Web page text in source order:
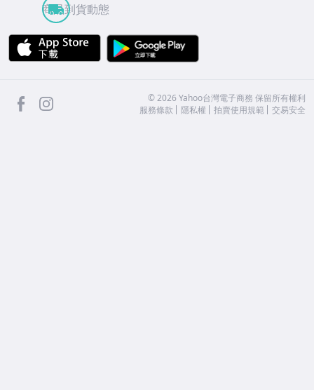
商品到貨動態
APP Store
facebook ©2026 Yahoo台灣電子商務 保留所有權利
服務條款
隱私權 拍賣使用規範 交易安全